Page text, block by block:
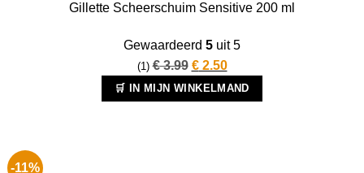
Gillette Scheerschuim Sensitive 200 ml
Gewaardeerd 5 uit 5
(1) €3.99 Oorspronkelijke
prijs
was:
€2.50Huidige
prijs
is:
🛒 IN MIJN WINKELMAND
-11%